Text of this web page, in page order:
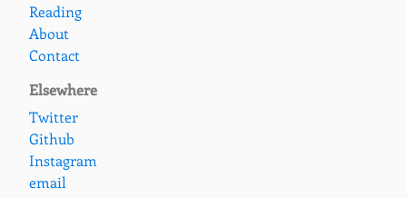
Reading
About
Contact
Elsewhere
Twitter
Github
Instagram
email